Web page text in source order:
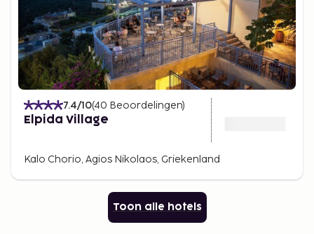
7.4/10(40 Beoordelingen)
Elpida Village
Kalo Chorio, Agios Nikolaos, Griekenland
Toon alle hotels